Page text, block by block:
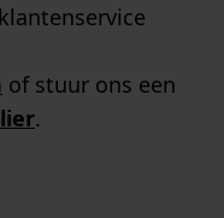
of stuur ons een
.